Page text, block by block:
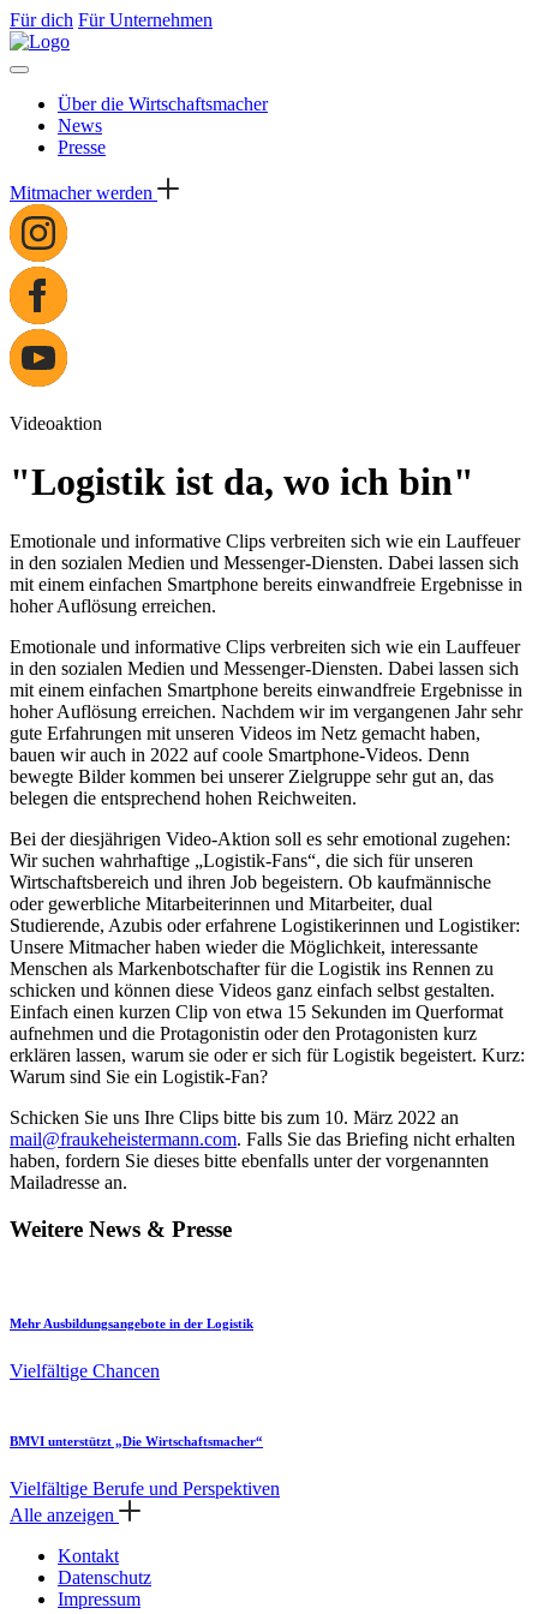
Für dich Für Unternehmen
Über die Wirtschaftsmacher
News
Presse
Mitmacher werden
Videoaktion
"Logistik ist da, wo ich bin"
Emotionale und informative Clips verbreiten sich wie ein Lauffeuer
in den sozialen Medien und Messenger-Diensten. Dabei lassen sich
mit einem einfachen Smartphone bereits einwandfreie Ergebnisse in
hoher Auflösung erreichen.
Emotionale und informative Clips verbreiten sich wie ein Lauffeuer
in den sozialen Medien und Messenger-Diensten. Dabei lassen sich
mit einem einfachen Smartphone bereits einwandfreie Ergebnisse in
hoher Auflösung erreichen. Nachdem wir im vergangenen Jahr sehr
gute Erfahrungen mit unseren Videos im Netz gemacht haben,
bauen wir auch in 2022 auf coole Smartphone-Videos. Denn
bewegte Bilder kommen bei unserer Zielgruppe sehr gut an, das
belegen die entsprechend hohen Reichweiten.
Bei der diesjährigen Video-Aktion soll es sehr emotional zugehen:
Wir suchen wahrhaftige „Logistik-Fans“, die sich für unseren
Wirtschaftsbereich und ihren Job begeistern. Ob kaufmännische
oder gewerbliche Mitarbeiterinnen und Mitarbeiter, dual
Studierende, Azubis oder erfahrene Logistikerinnen und Logistiker:
Unsere Mitmacher haben wieder die Möglichkeit, interessante
Menschen als Markenbotschafter für die Logistik ins Rennen zu
schicken und können diese Videos ganz einfach selbst gestalten.
Einfach einen kurzen Clip von etwa 15 Sekunden im Querformat
aufnehmen und die Protagonistin oder den Protagonisten kurz
erklären lassen, warum sie oder er sich für Logistik begeistert. Kurz:
Warum sind Sie ein Logistik-Fan?
Schicken Sie uns Ihre Clips bitte bis zum 10. März 2022 an
mail@fraukeheistermann.com. Falls Sie das Briefing nicht erhalten
haben, fordern Sie dieses bitte ebenfalls unter der vorgenannten
Mailadresse an.
Weitere News & Presse
Mehr Ausbildungsangebote in der Logistik
Vielfältige Chancen
BMVI unterstützt „Die Wirtschaftsmacher“
Vielfältige Berufe und Perspektiven
Alle anzeigen
Kontakt
Datenschutz
Impressum